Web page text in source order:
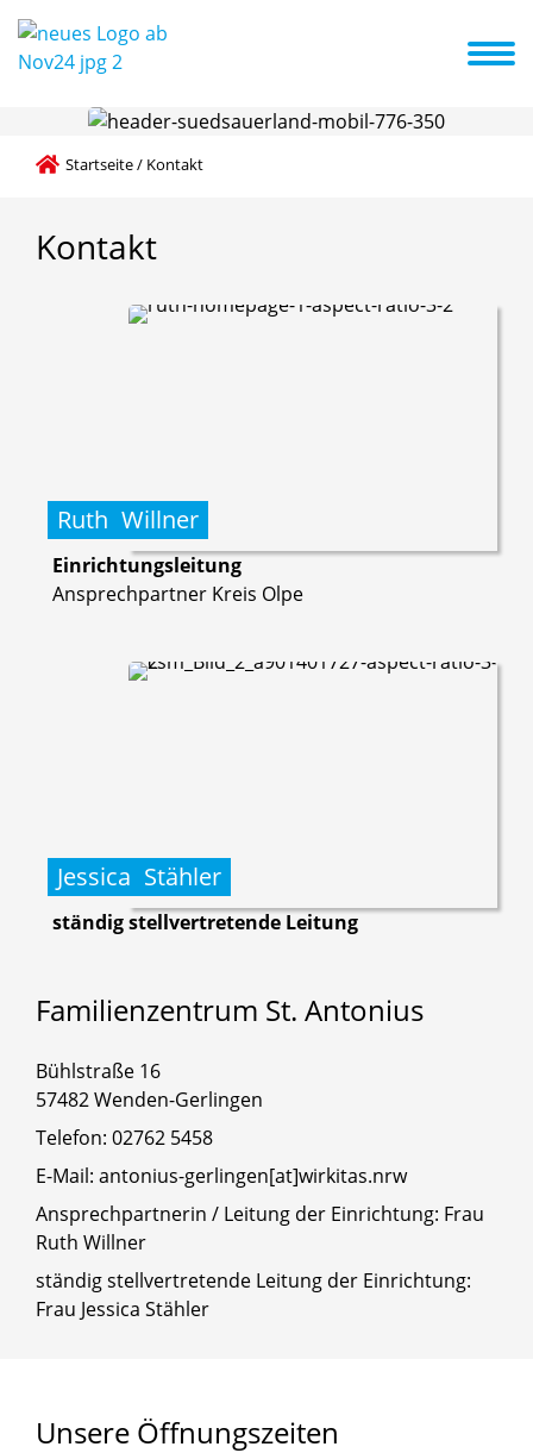
& Kurse Erste Schritte in die Kita Aktuelles + Termine
Startseite/ Kontakt
Kontakt
Ruth Willner
Einrichtungsleitung
Ansprechpartner Kreis Olpe
Jessica Stähler
ständig stellvertretende Leitung
Familienzentrum St. Antonius
Bühlstraße 16
57482 Wenden-Gerlingen
Telefon: 02762 5458
E-Mail: antonius-gerlingen[at]wirkitas.nrw
Ansprechpartnerin / Leitung der Einrichtung: Frau
Ruth Willner
ständig stellvertretende Leitung der Einrichtung:
Frau Jessica Stähler
Unsere Öffnungszeiten